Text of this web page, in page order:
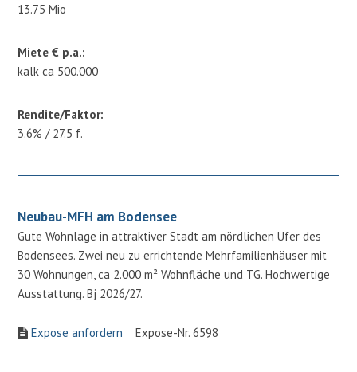
13.75 Mio
Miete € p.a.:
kalk ca 500.000
Rendite/Faktor:
3.6% / 27.5 f.
Neubau-MFH am Bodensee
Gute Wohnlage in attraktiver Stadt am nördlichen Ufer des
Bodensees. Zwei neu zu errichtende Mehrfamilienhäuser mit
30 Wohnungen, ca 2.000 m² Wohnfläche und TG. Hochwertige
Ausstattung. Bj 2026/27.
Expose anfordern Expose-Nr. 6598